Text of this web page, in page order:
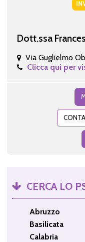
Dott.ssa
Via Guglielmo
Clicca qui per
CERCA LO
Abruzzo
Basilicata
Calabria